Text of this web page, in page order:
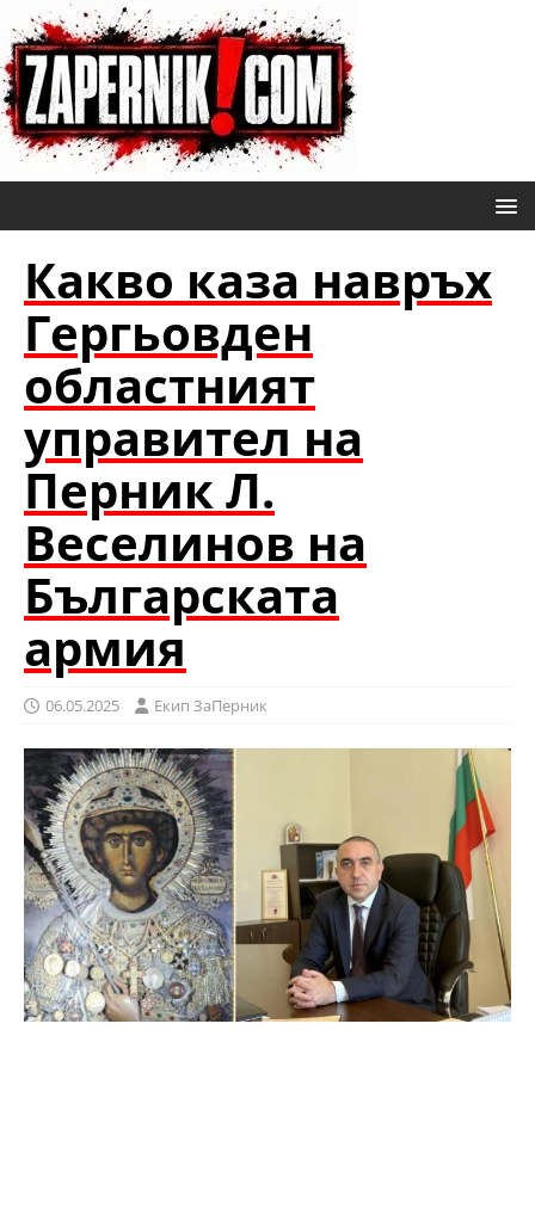
Какво каза навръх
Гергьовден
областният
управител на
Перник Л.
Веселинов на
Българската
армия
06.05.2025 Eкип ЗаПерник